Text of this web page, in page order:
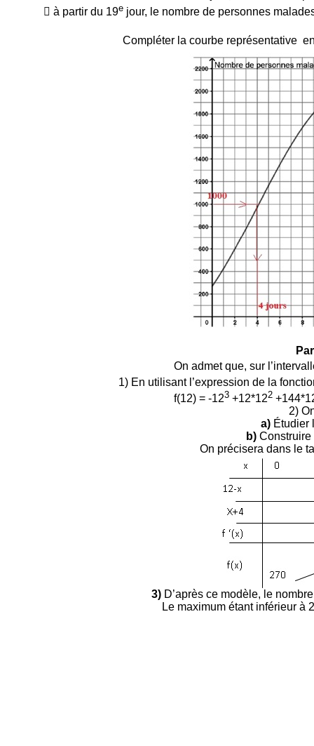
 à partir du 19e jour, le nombre de personnes
Compléter la courbe représentative
On admet que, sur
1) En utilisant l’expression de la
f(12) = -123 +12*122
2)
a) Étudier
b) Construire
On précisera dans le
3)D’après ce modèle, le
Le maximum étant inférieur à